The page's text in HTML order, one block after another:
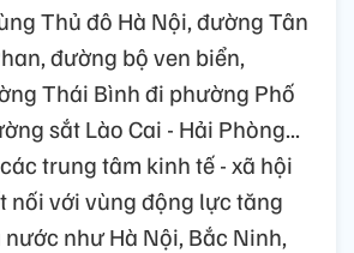
Thủ đô Hà Nội, đường Tân
đường bộ ven biển,
Thái Bình đi phường Phố
sắt Lào Cai - Hải Phòng...
trung tâm kinh tế - xã hội
nối với vùng động lực tăng
như Hà Nội, Bắc Ninh,